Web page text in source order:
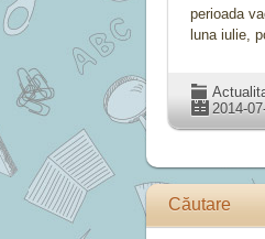
perioada
luna iulie,
2014-
Căutare